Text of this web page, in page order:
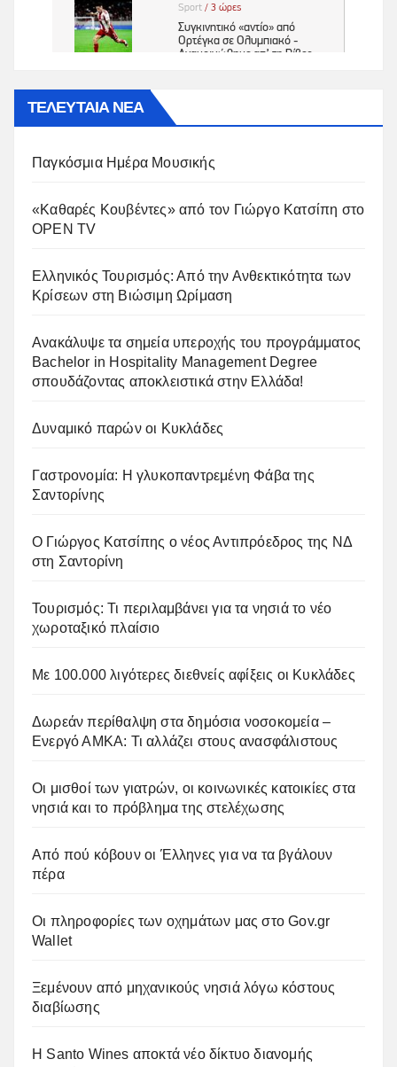
ΤΕΛΕΥΤΑΙΑ ΝΕΑ
Παγκόσμια Ημέρα Μουσικής
«Καθαρές Κουβέντες» από τον Γιώργο Κατσίπη στο
OPEN TV
Ελληνικός Τουρισμός: Από την Ανθεκτικότητα των
Κρίσεων στη Βιώσιμη Ωρίμαση
Ανακάλυψε τα σημεία υπεροχής του προγράμματος
Bachelor in Hospitality Management Degree
σπουδάζοντας αποκλειστικά στην Ελλάδα!
Δυναμικό παρών οι Κυκλάδες
Γαστρονομία: Η γλυκοπαντρεμένη Φάβα της
Σαντορίνης
Ο Γιώργος Κατσίπης ο νέος Αντιπρόεδρος της ΝΔ
στη Σαντορίνη
Τουρισμός: Τι περιλαμβάνει για τα νησιά το νέο
χωροταξικό πλαίσιο
Με 100.000 λιγότερες διεθνείς αφίξεις οι Κυκλάδες
Δωρεάν περίθαλψη στα δημόσια νοσοκομεία –
Ενεργό ΑΜΚΑ: Τι αλλάζει στους ανασφάλιστους
Οι μισθοί των γιατρών, οι κοινωνικές κατοικίες στα
νησιά και το πρόβλημα της στελέχωσης
Από πού κόβουν οι Έλληνες για να τα βγάλουν
πέρα
Οι πληροφορίες των οχημάτων μας στο Gov.gr
Wallet
Ξεμένουν από μηχανικούς νησιά λόγω κόστους
διαβίωσης
Η Santo Wines αποκτά νέο δίκτυο διανομής